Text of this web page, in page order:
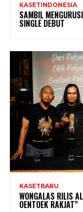
KASETINDONESIA
SAMBIL
SINGLE DEBUT
KASETBARU
WONGALAS RILIS
OENTOEK RAKJAT”